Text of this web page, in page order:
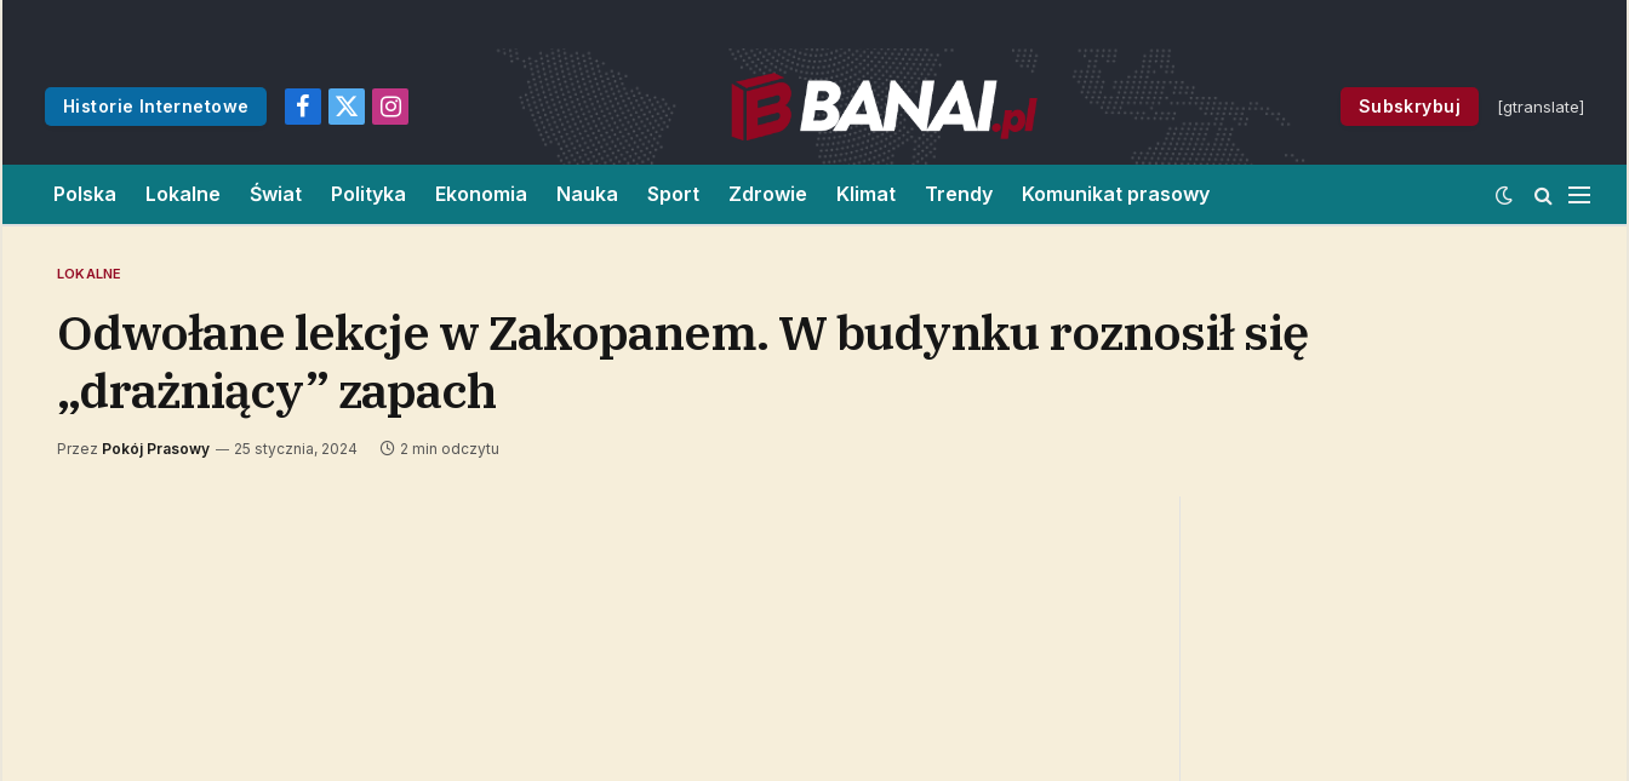
Historie Internetowe
Facebook
X
Instagram
Subskrybuj [gtranslate]
Polska Lokalne Świat Polityka Ekonomia Nauka Sport Zdrowie Klimat Trendy Komunikat prasowy
LOKALNE
Odwołane lekcje w Zakopanem. W budynku roznosił się
„drażniący” zapach
Przez Pokój Prasowy 25 stycznia, 2024 2 min odczytu